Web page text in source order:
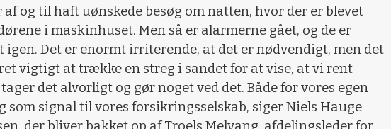
af og til haft uønskede besøg om natten, hvor der er blevet
i maskinhuset. Men så er alarmerne gået, og de er
igen. Det er enormt irriterende, at det er nødvendigt, men det
vigtigt at trække en streg i sandet for at vise, at vi rent
det alvorligt og gør noget ved det. Både for vores egen
som signal til vores forsikringsselskab, siger Niels Hauge
der bliver bakket op af Troels Melvang, afdelingsleder for